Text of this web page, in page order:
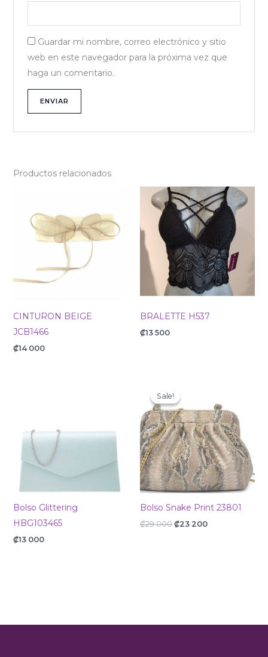
Guardar mi nombre, correo electrónico y sitio
web en este navegador para la próxima vez que
haga un comentario.
Productos relacionados
CINTURON BEIGE
JCB1466
₡14 000
BRALETTE H537
₡13 500
Bolso Glittering
HBG103465
₡13 000
Sale!
Sale!
Bolso Snake Print 23801
₡29 000
was:
₡29
000.
₡23 200
₡23
200.